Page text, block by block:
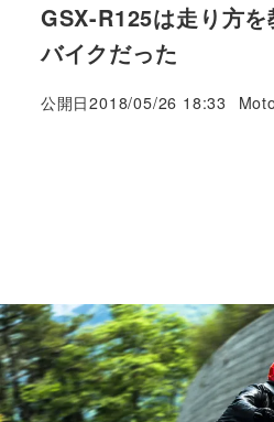
GSX-R125は走り方
バイクだった
公開日2018/05/26 18:33
著